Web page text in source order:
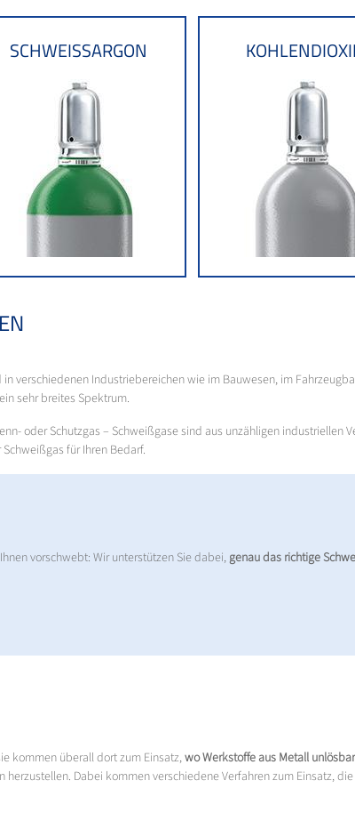
SCHWEISSARGON
verschiedenen Industriebereichen wie im Bauwesen, im
sehr breites Spektrum.
oder Schutzgas – Schweißgase sind aus unzähligen industriellen
für Ihren Bedarf.
vorschwebt: Wir unterstützen Sie dabei,genau das richtige
kommen überall dort zum Einsatz,wo Werkstoffe aus Metall
Dabei kommen verschiedene Verfahren zum Einsatz,